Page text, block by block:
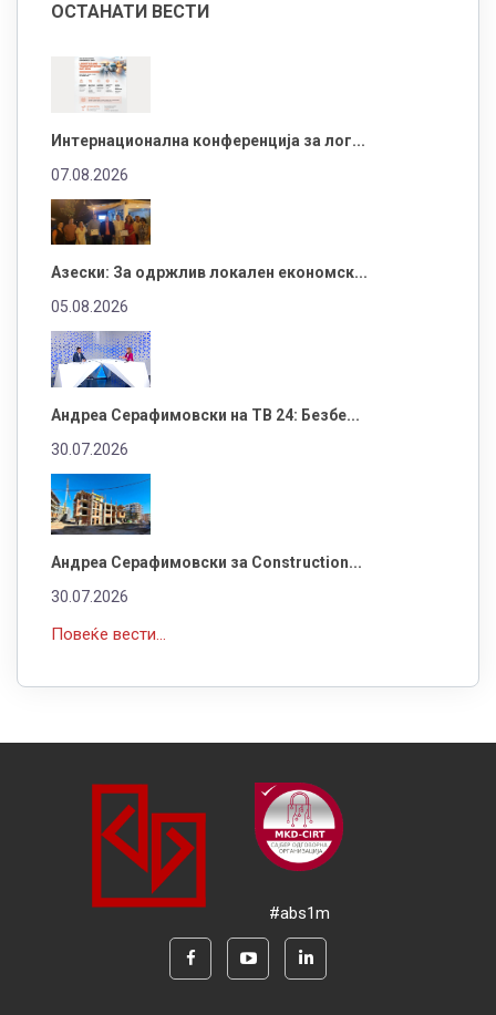
ОСТАНАТИ ВЕСТИ
Интернационална конференција за лог...
07.08.2026
Азески: За одржлив локален економск...
05.08.2026
Андреа Серафимовски на ТВ 24: Безбе...
30.07.2026
Андреа Серафимовски за Construction...
30.07.2026
Повеќе вести...
#abs1m